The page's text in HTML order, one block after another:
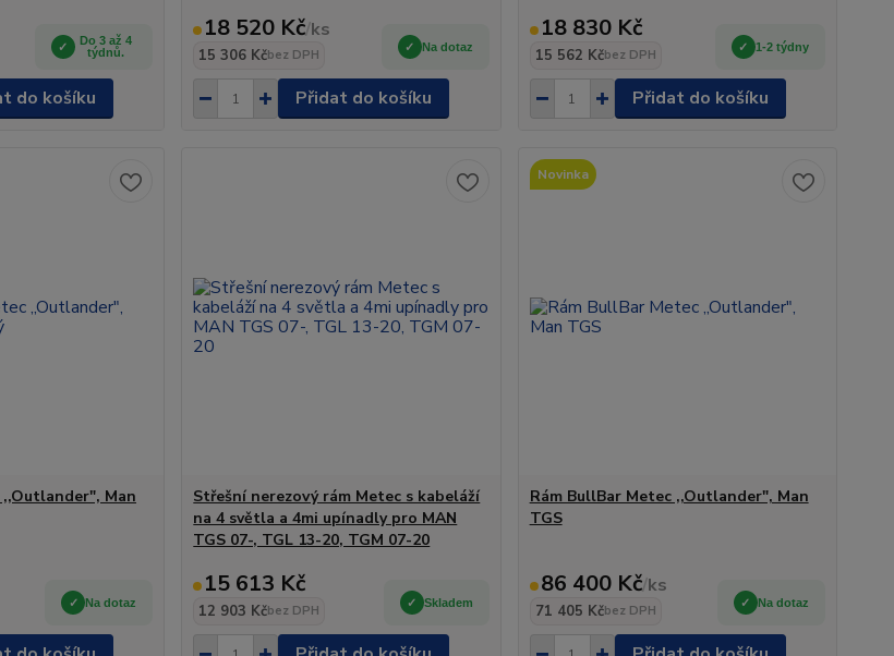
Do 3 až 4
týdnů.
do košíku
18 520 Kč/ks
15 306 Kčbez DPH
Na dotaz
Přidat do košíku
18 830 Kč
15 562 Kčbez DPH
1-2 týdny
Přidat do košíku
Man
Na dotaz
Střešní nerezový rám Metec s kabeláží
na 4 světla a 4mi upínadly pro MAN
TGS 07-, TGL 13-20, TGM 07-20
15 613 Kč
12 903 Kčbez DPH
Skladem
Novinka
Rám BullBar Metec ,,Outlander", Man
TGS
86 400 Kč/ks
71 405 Kčbez DPH
Na dotaz